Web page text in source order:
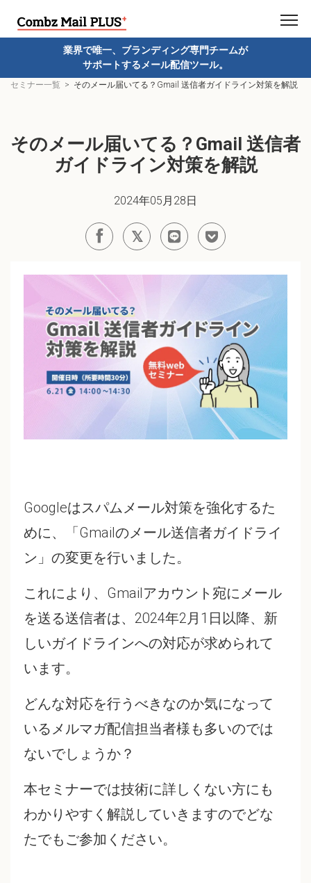
業界で唯一、ブランディング専門チームが
サポートするメール配信ツール。
セミナー一覧 そのメール届いてる？Gmail 送信者ガイドライン対策を解説
そのメール届いてる？Gmail 送信者
ガイドライン対策を解説
2024年05月28日
Googleはスパムメール対策を強化するた
めに、「Gmailのメール送信者ガイドライ
ン」の変更を行いました。
これにより、Gmailアカウント宛にメール
を送る送信者は、2024年2月1日以降、新
しいガイドラインへの対応が求められて
います。
どんな対応を行うべきなのか気になって
いるメルマガ配信担当者様も多いのでは
ないでしょうか？
本セミナーでは技術に詳しくない方にも
わかりやすく解説していきますのでどな
たでもご参加ください。